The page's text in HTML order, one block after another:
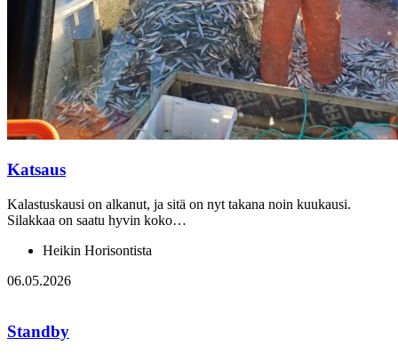
Katsaus
Kalastuskausi on alkanut, ja sitä on nyt takana noin kuukausi.
Silakkaa on saatu hyvin koko…
Heikin Horisontista
06.05.2026
Standby